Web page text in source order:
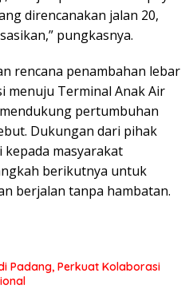
direncanakan jalan 20,
pungkasnya.
rencana penambahan lebar
menuju Terminal Anak Air
pertumbuhan
Dukungan dari pihak
kepada masyarakat
berikutnya untuk
berjalan tanpa hambatan.
Padang, Perkuat Kolaborasi